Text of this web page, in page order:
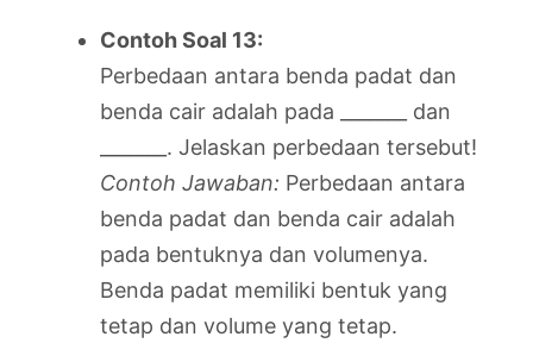
Contoh Soal 13:
Perbedaan antara benda padat dan
benda cair adalah pada _______ dan
_______. Jelaskan perbedaan tersebut!
Contoh Jawaban: Perbedaan antara
benda padat dan benda cair adalah
pada bentuknya dan volumenya.
Benda padat memiliki bentuk yang
tetap dan volume yang tetap.